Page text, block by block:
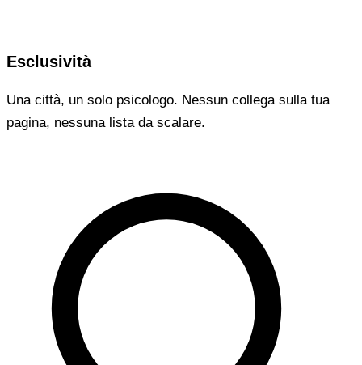
Esclusività
Una città, un solo psicologo. Nessun collega sulla tua
pagina, nessuna lista da scalare.